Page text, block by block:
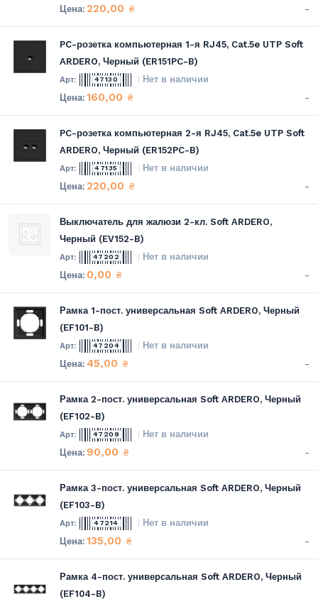
220,00 ₴ -
PC-розетка компьютерная 1-я RJ45, Cat.5e UTP Soft
ARDERO, Черный (ER151PC-B)
47130 Нет в наличии
160,00 ₴ -
PC-розетка компьютерная 2-я RJ45, Cat.5e UTP Soft
ARDERO, Черный (ER152PC-B)
47135 Нет в наличии
220,00 ₴ -
Выключатель для жалюзи 2-кл. Soft ARDERO,
Черный (EV152-B)
47202 Нет в наличии
0,00 ₴ -
Рамка 1-пост. универсальная Soft ARDERO, Черный
(EF101-B)
47204 Нет в наличии
45,00 ₴ -
Рамка 2-пост. универсальная Soft ARDERO, Черный
(EF102-B)
47209 Нет в наличии
90,00 ₴ -
Рамка 3-пост. универсальная Soft ARDERO, Черный
(EF103-B)
47214 Нет в наличии
135,00 ₴ -
Рамка 4-пост. универсальная Soft ARDERO, Черный
(EF104-B)